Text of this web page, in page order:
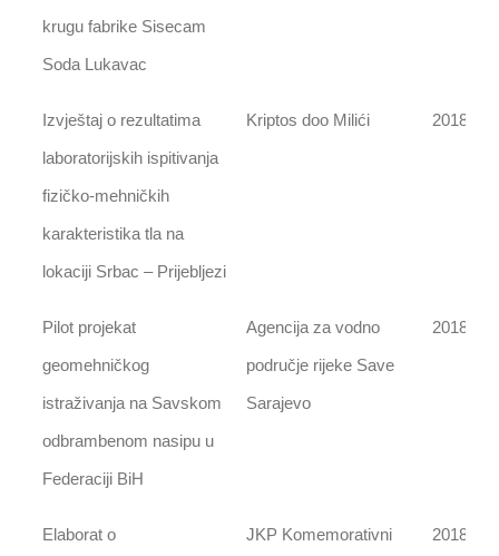
krugu fabrike Sisecam
Soda Lukavac
Izvještaj o rezultatima
laboratorijskih ispitivanja
fizičko-mehničkih
karakteristika tla na
lokaciji Srbac – Prijebljezi
Kriptos doo Milići 2018
Pilot projekat
geomehničkog
istraživanja na Savskom
odbrambenom nasipu u
Federaciji BiH
Agencija za vodno
područje rijeke Save
Sarajevo
2018
Elaborat o
JKP Komemorativni
2018